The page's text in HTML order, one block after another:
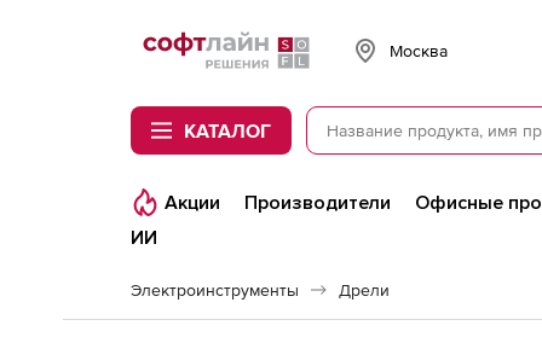
Softline
Москва
КАТАЛОГ
Акции Производители Офисные
ИИ
Электроинструменты Дрели